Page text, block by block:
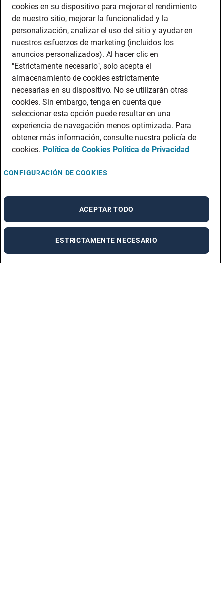
cookies en su dispositivo para mejorar el rendimiento
de nuestro sitio, mejorar la funcionalidad y la
personalización, analizar el uso del sitio y ayudar en
nuestros esfuerzos de marketing (incluidos los
anuncios personalizados). Al hacer clic en
"Estrictamente necesario", solo acepta el
almacenamiento de cookies estrictamente
necesarias en su dispositivo. No se utilizarán otras
cookies. Sin embargo, tenga en cuenta que
seleccionar esta opción puede resultar en una
experiencia de navegación menos optimizada. Para
obtener más información, consulte nuestra policía de
cookies. Política de Cookies Politica de Privacidad
CONFIGURACIÓN DE COOKIES
ESTRICTAMENTE NECESARIO
ACEPTAR TODO
Agradecemos que contestes esta pregunta. No
te tomará más de 1 minuto.